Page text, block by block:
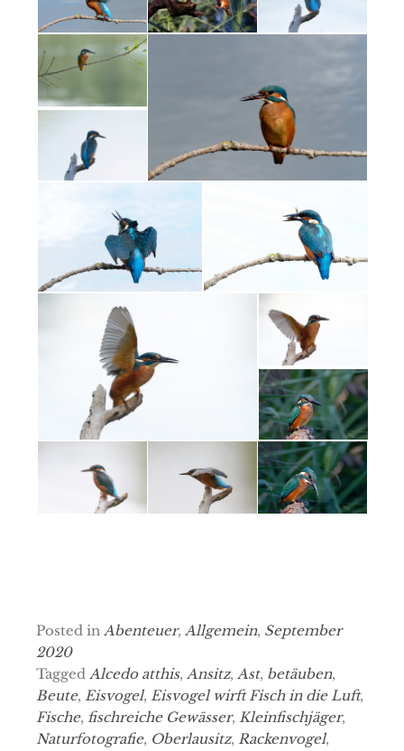
Posted in Abenteuer, Allgemein, September
2020
Tagged Alcedo atthis, Ansitz, Ast, betäuben,
Beute, Eisvogel, Eisvogel wirft Fisch in die Luft,
Fische, fischreiche Gewässer, Kleinfischjäger,
Naturfotografie, Oberlausitz, Rackenvogel,